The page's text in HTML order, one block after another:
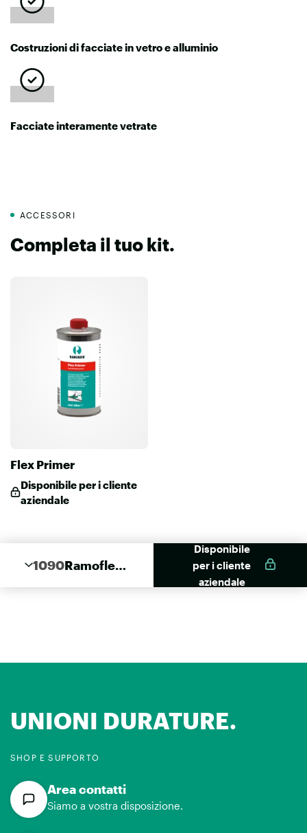
Costruzioni di facciate in vetro e alluminio
Facciate interamente vetrate
ACCESSORI
Completa il tuo kit.
Flex Primer
Disponibile per i cliente
aziendale
1090Ramoflex
Disponibile
per i cliente
aziendale
UNIONI DURATURE.
SHOP E SUPPORTO
Area contatti
Siamo a vostra disposizione.